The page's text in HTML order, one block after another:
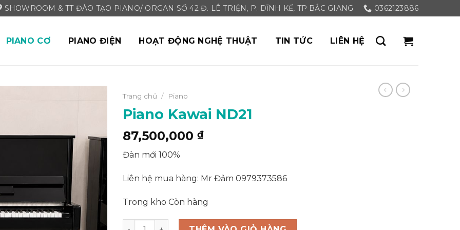
SHOWROOM & TT ĐÀO TẠO PIANO/ ORGAN SỐ 42 Đ. LÊ TRIỆN, P. DĨNH KẾ, TP BẮC GIANG 0362123886
PIANO CƠ PIANO ĐIỆN HOẠT ĐỘNG NGHỆ THUẬT TIN TỨC LIÊN HỆ
Add to
Wishlist
Trang chủ / Piano
Piano Kawai ND21
87,500,000 ₫
Đàn mới 100%
Liên hệ mua hàng: Mr Đảm 0979373586
Trong kho Còn hàng
Piano Kawai ND21 số lượng